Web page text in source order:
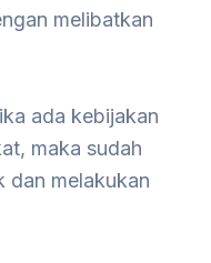
melibatkan
ada kebijakan
maka sudah
dan melakukan